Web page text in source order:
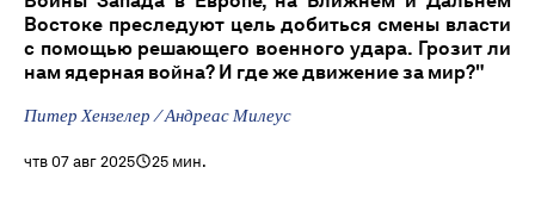
Востоке преследуют цель добиться смены власти
с помощью решающего военного удара. Грозит ли
нам ядерная война? И где же движение за мир?"
Питер Хензелер / Андреас Милеус
чтв 07 авг 2025 25 мин.